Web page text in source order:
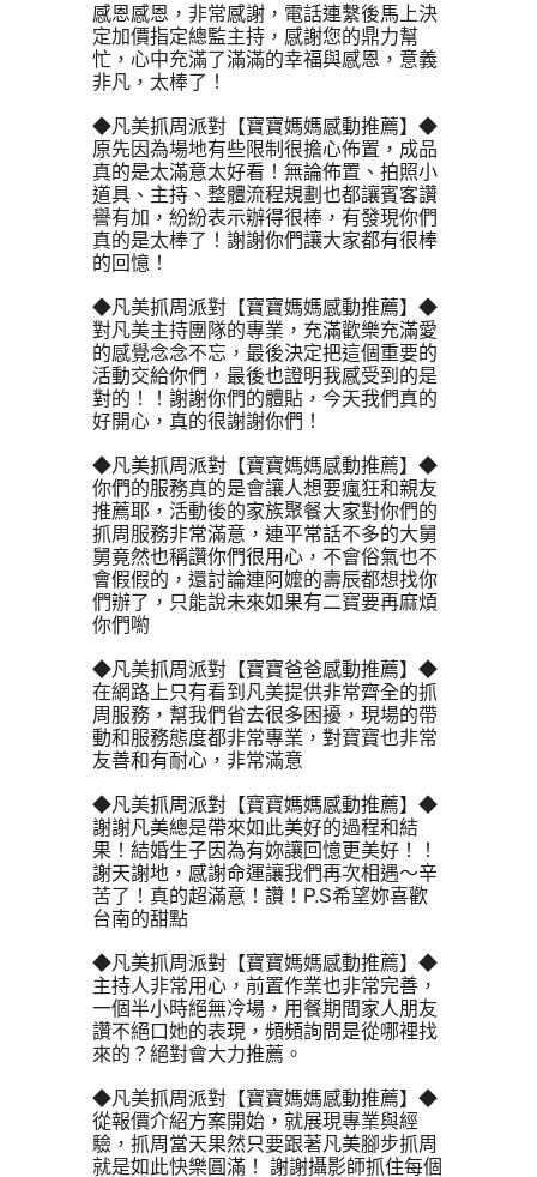
感恩感恩，非常感謝，電話連繫後馬上決
定加價指定總監主持，感謝您的鼎力幫
忙，心中充滿了滿滿的幸福與感恩，意義
非凡，太棒了！
◆凡美抓周派對【寶寶媽媽感動推薦】◆
原先因為場地有些限制很擔心佈置，成品
真的是太滿意太好看！無論佈置、拍照小
道具、主持、整體流程規劃也都讓賓客讚
譽有加，紛紛表示辦得很棒，有發現你們
真的是太棒了！謝謝你們讓大家都有很棒
的回憶！
◆凡美抓周派對【寶寶媽媽感動推薦】◆
對凡美主持團隊的專業，充滿歡樂充滿愛
的感覺念念不忘，最後決定把這個重要的
活動交給你們，最後也證明我感受到的是
對的！！謝謝你們的體貼，今天我們真的
好開心，真的很謝謝你們！
◆凡美抓周派對【寶寶媽媽感動推薦】◆
你們的服務真的是會讓人想要瘋狂和親友
推薦耶，活動後的家族聚餐大家對你們的
抓周服務非常滿意，連平常話不多的大舅
舅竟然也稱讚你們很用心，不會俗氣也不
會假假的，還討論連阿嬤的壽辰都想找你
們辦了，只能說未來如果有二寶要再麻煩
你們喲
◆凡美抓周派對【寶寶爸爸感動推薦】◆
在網路上只有看到凡美提供非常齊全的抓
周服務，幫我們省去很多困擾，現場的帶
動和服務態度都非常專業，對寶寶也非常
友善和有耐心，非常滿意
◆凡美抓周派對【寶寶媽媽感動推薦】◆
謝謝凡美總是帶來如此美好的過程和結
果！結婚生子因為有妳讓回憶更美好！！
謝天謝地，感謝命運讓我們再次相遇～辛
苦了！真的超滿意！讚！P.S希望妳喜歡
台南的甜點
◆凡美抓周派對【寶寶媽媽感動推薦】◆
主持人非常用心，前置作業也非常完善，
一個半小時絕無冷場，用餐期間家人朋友
讚不絕口她的表現，頻頻詢問是從哪裡找
來的？絕對會大力推薦。
◆凡美抓周派對【寶寶媽媽感動推薦】◆
從報價介紹方案開始，就展現專業與經
驗，抓周當天果然只要跟著凡美腳步抓周
就是如此快樂圓滿！ 謝謝攝影師抓住每個